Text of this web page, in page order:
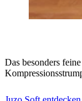
Das besonders